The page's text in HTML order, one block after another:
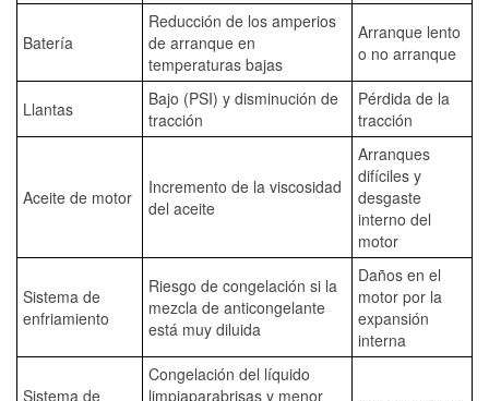
Batería
Reducción de los amperios
de arranque en
temperaturas bajas
Arranque lento
o no arranque
Llantas
Bajo (PSI) y disminución de
tracción
Pérdida de la
tracción
Aceite de motor
Incremento de la viscosidad
del aceite
Arranques
difíciles y
desgaste
interno del
motor
Sistema de
enfriamiento
Riesgo de congelación si la
mezcla de anticongelante
está muy diluida
Daños en el
motor por la
expansión
interna
Sistema de
Congelación del líquido
limpiaparabrisas y menor